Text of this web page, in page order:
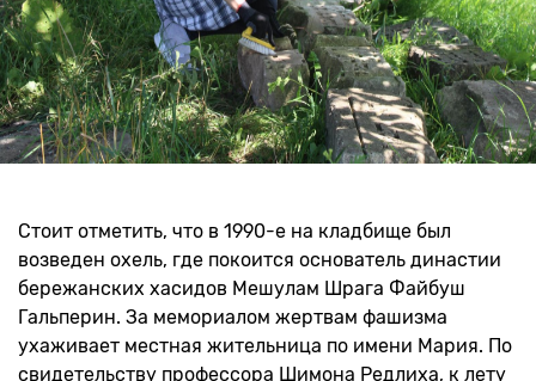
Стоит отметить, что в 1990-е на кладбище был
возведен охель, где покоится основатель династии
бережанских хасидов Мешулам Шрага Файбуш
Гальперин. За мемориалом жертвам фашизма
ухаживает местная жительница по имени Мария. По
свидетельству профессора Шимона Редлиха, к лету